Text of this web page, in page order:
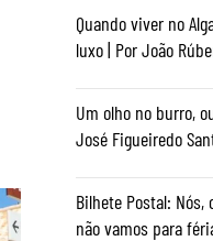
Quando viver no
luxo | Por João
Um olho no burro,
José Figueiredo
Bilhete Postal: Nós,
não vamos para